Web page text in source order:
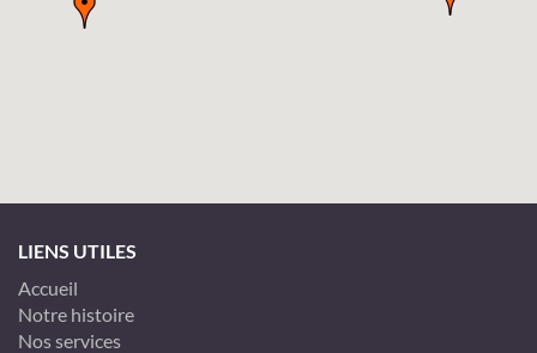
LIENS UTILES
Accueil
Notre histoire
Nos services